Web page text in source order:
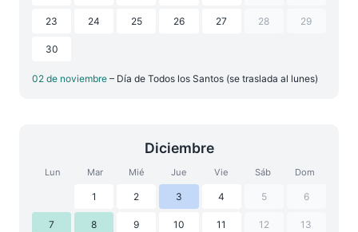
23 24 25 26 27 28 29
30
02 de noviembre – Día de Todos los Santos (se traslada al lunes)
Diciembre
Lun Mar Mié Jue Vie Sáb Dom
1 2 3 4 5 6
7 8 9 10 11 12 13